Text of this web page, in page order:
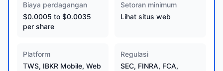
Biaya perdagangan
$0.0005 to $0.0035
per share
Setoran minimum
Lihat situs web
Platform
TWS, IBKR Mobile, Web
Regulasi
SEC, FINRA, FCA,